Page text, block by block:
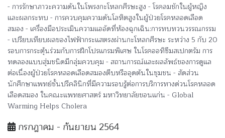
- การรักษาภาวะความดันในโพรงกะโหลกศีรษะสูง - โรคลมชักในผู้หญิง
และผลกระทบ - การควบคุมความดันโลหิตสูงในผู้ป่วยโรคหลอดเลือด
สมอง - เครื่องมือประเมินความแออัดที่ห้องฉุกเฉิน:การทบทวนวรรณกรรม
- เปรียบเทียบผลของไฟฟ้ากระแสตรงผ่านกะโหลกศีรษะ ระหว่าง 5 กับ 20
รอบการกระตุ้นร่วมกับการฝึกโปรแกรมพิเศษ ในโรคออทิซึมสเปกตรัม การ
ทดลองแบบสุ่มชนิดมีกลุ่มควบคุม - สถานการณ์และผลลัพธ์ของการดูแล
ต่อเนื่องผู้ป่วยโรคหลอดเลือดสมองตีบหรืออุดตันในชุมชน - สัดส่วน
นักศึกษาแพทย์ชั้นปรีคลินิกที่มีความรอบรู้ต่อการบริการทางด่วนโรคหลอด
เลือดสมอง ในคณะแพทยศาสตร์ มหาวิทยาลัยขอนแก่น - Global
Warming Helps Cholera
กรกฎาคม - กันยายน 2564